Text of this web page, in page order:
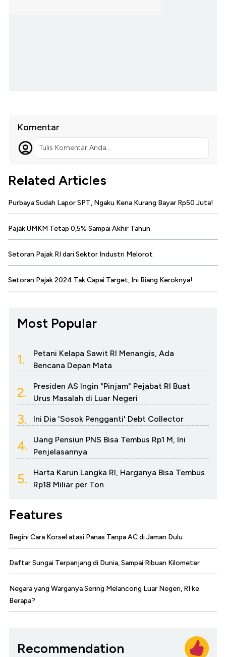
Komentar
Tulis Komentar Anda...
Related Articles
Purbaya Sudah Lapor SPT, Ngaku Kena Kurang Bayar Rp50 Juta!
Pajak UMKM Tetap 0,5% Sampai Akhir Tahun
Setoran Pajak RI dari Sektor Industri Melorot
Setoran Pajak 2024 Tak Capai Target, Ini Biang Keroknya!
Most Popular
1.
Petani Kelapa Sawit RI Menangis, Ada
Bencana Depan Mata
2.
Presiden AS Ingin "Pinjam" Pejabat RI Buat
Urus Masalah di Luar Negeri
3. Ini Dia 'Sosok Pengganti' Debt Collector
4.
Uang Pensiun PNS Bisa Tembus Rp1 M, Ini
Penjelasannya
5.
Harta Karun Langka RI, Harganya Bisa Tembus
Rp18 Miliar per Ton
Features
Begini Cara Korsel atasi Panas Tanpa AC di Jaman Dulu
Daftar Sungai Terpanjang di Dunia, Sampai Ribuan Kilometer
Negara yang Warganya Sering Melancong Luar Negeri, RI ke
Berapa?
Recommendation